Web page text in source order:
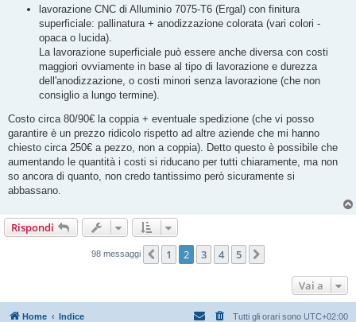
lavorazione CNC di Alluminio 7075-T6 (Ergal) con finitura
superficiale: pallinatura + anodizzazione colorata (vari colori -
opaca o lucida).
La lavorazione superficiale può essere anche diversa con costi
maggiori ovviamente in base al tipo di lavorazione e durezza
dell'anodizzazione, o costi minori senza lavorazione (che non
consiglio a lungo termine).
Costo circa 80/90€ la coppia + eventuale spedizione (che vi posso
garantire è un prezzo ridicolo rispetto ad altre aziende che mi hanno
chiesto circa 250€ a pezzo, non a coppia). Detto questo è possibile che
aumentando le quantità i costi si riducano per tutti chiaramente, ma non
so ancora di quanto, non credo tantissimo però sicuramente si
abbassano.
Rispondi
98 messaggi Precedente
1 2 3 4 5
Vai a
Home Indice Tutti gli orari sono UTC+02:00